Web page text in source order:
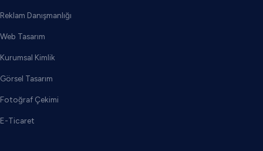
Reklam Danışmanlığı
Web Tasarım
Kurumsal Kimlik
Görsel Tasarım
Fotoğraf Çekimi
E-Ticaret